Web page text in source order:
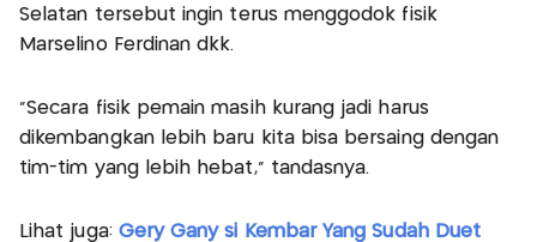
Selatan tersebut ingin terus menggodok fisik
Marselino Ferdinan dkk.
"Secara fisik pemain masih kurang jadi harus
dikembangkan lebih baru kita bisa bersaing dengan
tim-tim yang lebih hebat," tandasnya.
Lihat juga: Gery Gany si Kembar Yang Sudah Duet